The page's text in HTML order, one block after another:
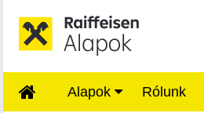
Alapok Rólunk